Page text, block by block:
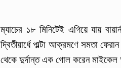
ম্যাচের ১৮ মিনিটেই এগিয়ে যায়
দ্বিতীয়ার্ধে পাল্টা আক্রমণে সমতা
থেকে দুর্দান্ত এক গোল করেন মাইকেল